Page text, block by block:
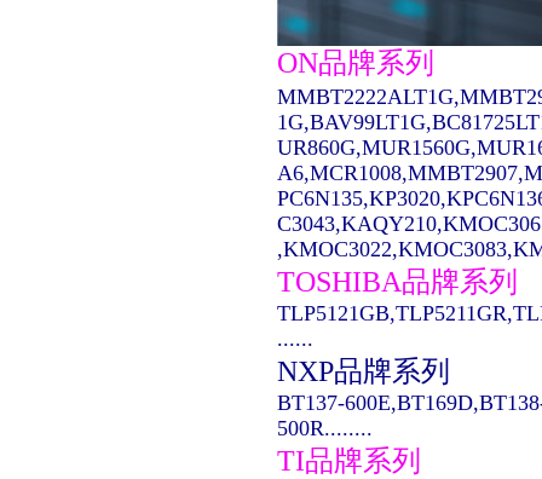
ON品牌系列
TOSHIBA品牌系列
......
NXP品牌系列
BT137-
500R........
TI品牌系列